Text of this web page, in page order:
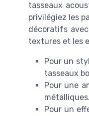
tasseaux
privilégiez les
décoratifs
textures et les
Pour un
tasseaux
Pour une
métalliques.
Pour un